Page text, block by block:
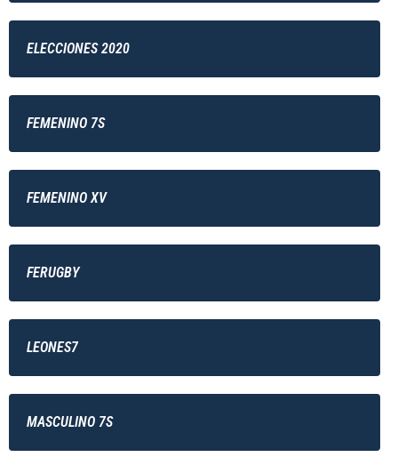
ELECCIONES 2020
FEMENINO 7S
FEMENINO XV
FERUGBY
LEONES7
MASCULINO 7S